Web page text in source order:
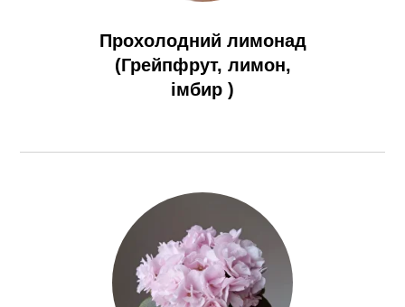
Прохолодний лимонад
(Грейпфрут, лимон,
імбир )